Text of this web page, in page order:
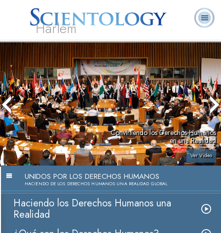
Harlem
Acerca de
L. Ronald
¿Qué es
Scientology?
Ministros
Preguntas
Frecuentes
Libros
Convirtiendo los Derechos Humanos
en una Realidad
Ver Video
UNIDOS POR LOS DERECHOS HUMANOS
HACIENDO DE LOS DERECHOS HUMANOS UNA REALIDAD GLOBAL
Haciendo los Derechos Humanos una
Realidad